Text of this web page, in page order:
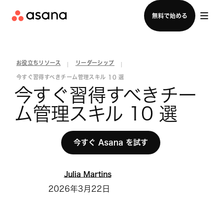
無料で始める
セールスチームに問い合わせる
お役立ちリソース リーダーシップ
今すぐ習得すべきチーム管理スキル 10 選
今すぐ習得すべきチー
ム管理スキル 10 選
今すぐ Asana を試す
Julia Martins
2026年3月22日